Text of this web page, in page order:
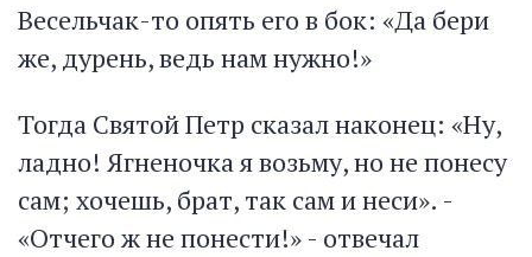
Весельчак-то опять его в бок: «Да бери
же, дурень, ведь нам нужно!»
Тогда Святой Петр сказал наконец: «Ну,
ладно! Ягненочка я возьму, но не понесу
сам; хочешь, брат, так сам и неси». -
«Отчего ж не понести!» - отвечал